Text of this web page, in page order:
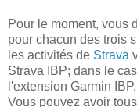
Pour le moment, vous
pour chacun des trois
les activités de Strava
Strava IBP; dans le
l'extension Garmin
Vous pouvez avoir